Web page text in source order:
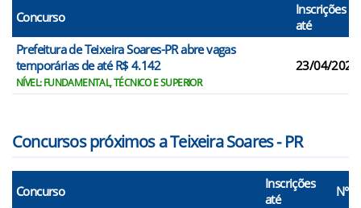
Concurso
Inscrições
até
Prefeitura de Teixeira Soares-PR abre vagas
temporárias de até R$ 4.142
NÍVEL: FUNDAMENTAL, TÉCNICO E SUPERIOR
23/04/2026
Concursos próximos a Teixeira Soares - PR
Concurso
Inscrições
até
N°